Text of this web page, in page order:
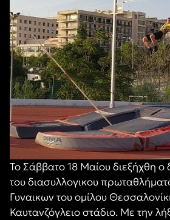
Το Σάββατο 18 Μαίου διεξήχθη ο
του διασυλλογικου
Γυναικων του ομίλου
Καυτανζόγλειο στάδιο. Με την